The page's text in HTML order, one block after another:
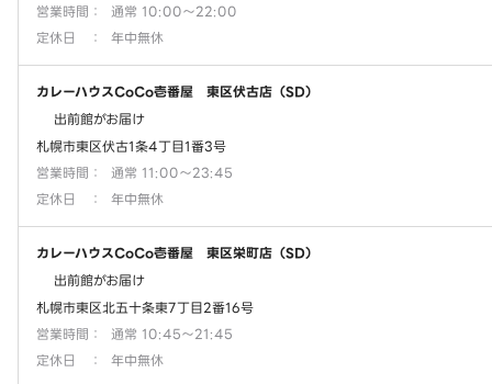
営業時間 ：
通常 10:00～22:00
定休日
： 年中無休
カレーハウスCoCo壱番屋 東区伏古店（SD）
出前館がお届け
札幌市東区伏古1条4丁目1番3号
営業時間 ：
通常 11:00～23:45
定休日
： 年中無休
カレーハウスCoCo壱番屋 東区栄町店（SD）
出前館がお届け
札幌市東区北五十条東7丁目2番16号
営業時間 ：
通常 10:45～21:45
定休日
： 年中無休